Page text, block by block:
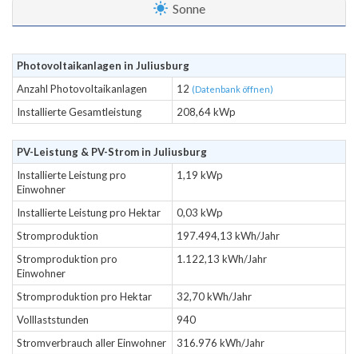
Sonne
Photovoltaikanlagen in Juliusburg
Anzahl Photovoltaikanlagen
12 (Datenbank öffnen)
Installierte Gesamtleistung 208,64 kWp
PV-Leistung & PV-Strom in Juliusburg
Installierte Leistung pro
Einwohner
1,19 kWp
Installierte Leistung pro Hektar
0,03 kWp
Stromproduktion
197.494,13 kWh/Jahr
Stromproduktion pro
Einwohner
1.122,13 kWh/Jahr
Stromproduktion pro Hektar
32,70 kWh/Jahr
Volllaststunden
940
Stromverbrauch aller Einwohner
316.976 kWh/Jahr